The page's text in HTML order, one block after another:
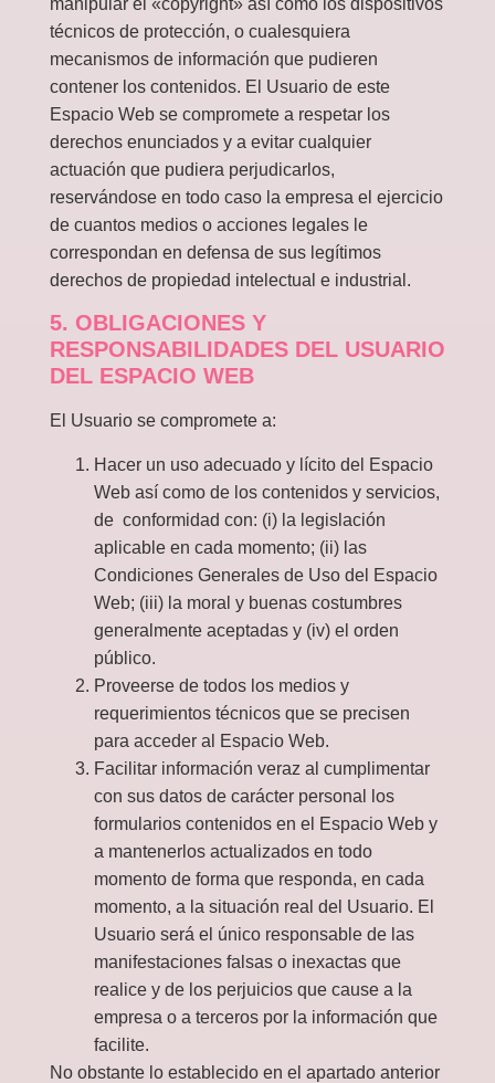
manipular el «copyright» así como los dispositivos
técnicos de protección, o cualesquiera
mecanismos de información que pudieren
contener los contenidos. El Usuario de este
Espacio Web se compromete a respetar los
derechos enunciados y a evitar cualquier
actuación que pudiera perjudicarlos,
reservándose en todo caso la empresa el ejercicio
de cuantos medios o acciones legales le
correspondan en defensa de sus legítimos
derechos de propiedad intelectual e industrial.
5. OBLIGACIONES Y
RESPONSABILIDADES DEL USUARIO
DEL ESPACIO WEB
El Usuario se compromete a:
Hacer un uso adecuado y lícito del Espacio
Web así como de los contenidos y servicios,
de conformidad con: (i) la legislación
aplicable en cada momento; (ii) las
Condiciones Generales de Uso del Espacio
Web; (iii) la moral y buenas costumbres
generalmente aceptadas y (iv) el orden
público.
Proveerse de todos los medios y
requerimientos técnicos que se precisen
para acceder al Espacio Web.
Facilitar información veraz al cumplimentar
con sus datos de carácter personal los
formularios contenidos en el Espacio Web y
a mantenerlos actualizados en todo
momento de forma que responda, en cada
momento, a la situación real del Usuario. El
Usuario será el único responsable de las
manifestaciones falsas o inexactas que
realice y de los perjuicios que cause a la
empresa o a terceros por la información que
facilite.
No obstante lo establecido en el apartado anterior